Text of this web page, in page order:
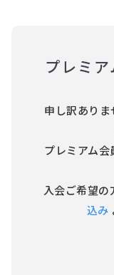
プレミ
申し訳あり
プレミアム会
入会ご希望の
込み